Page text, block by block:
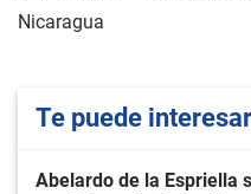
Nicaragua
Te puede interesar
Abelardo de la Espriella